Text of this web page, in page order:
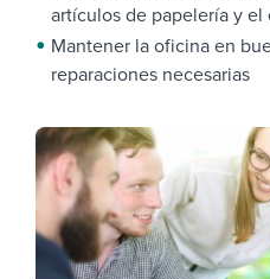
artículos de papelería y el
Mantener la oficina en
reparaciones necesarias